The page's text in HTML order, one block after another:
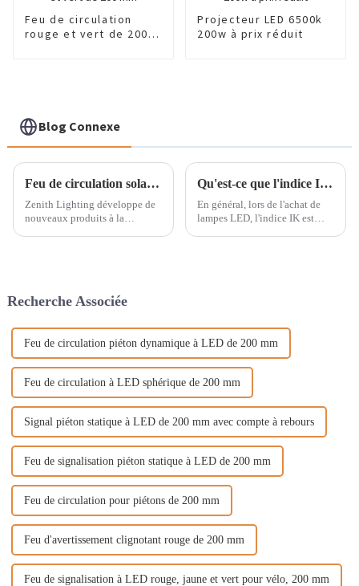
Feu de circulation
rouge et vert de 200
Projecteur LED 6500k
200w à prix réduit
Blog Connexe
Feu de circulation solaire de 200 mm pour l'Australie
Zenith Lighting développe de
nouveaux produits à la
sur les remorques solaires : 1.
Qu'est-ce que l'indice IK pour les lampes LED ? Qu'est-ce que l'indice IP ?
En général, lors de l'achat de
lampes LED, l'indice IK est
Recherche Associée
Feu de circulation piéton dynamique à LED de 200 mm
Feu de circulation à LED sphérique de 200 mm
Signal piéton statique à LED de 200 mm avec compte à rebours
Feu de signalisation piéton statique à LED de 200 mm
Feu de circulation pour piétons de 200 mm
Feu d'avertissement clignotant rouge de 200 mm
Feu de signalisation à LED rouge, jaune et vert pour vélo, 200 mm